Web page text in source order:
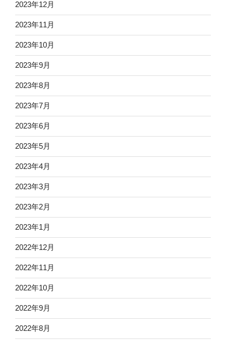
2023年12月
2023年11月
2023年10月
2023年9月
2023年8月
2023年7月
2023年6月
2023年5月
2023年4月
2023年3月
2023年2月
2023年1月
2022年12月
2022年11月
2022年10月
2022年9月
2022年8月